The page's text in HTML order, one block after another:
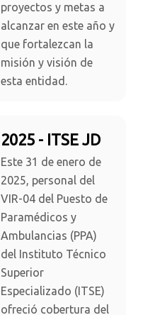
proyectos y metas a
alcanzar en este año y
que fortalezcan la
misión y visión de
esta entidad.
2025 - ITSE JD
Este 31 de enero de
2025, personal del
VIR-04 del Puesto de
Paramédicos y
Ambulancias (PPA)
del Instituto Técnico
Superior
Especializado (ITSE)
ofreció cobertura del